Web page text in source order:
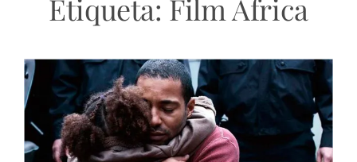
Etiqueta: Film Africa